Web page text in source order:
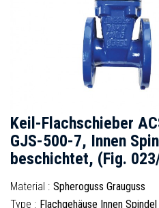
Keil-Flachschieber
GJS-500-7, Innen
beschichtet, (Fig.
Material : Spheroguss Grauguss
Type : Flachgehäuse Innen